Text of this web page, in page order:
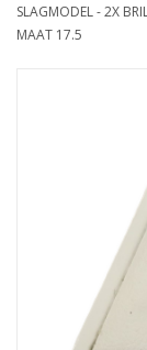
SLAGMODEL - 2X
MAAT 17.5